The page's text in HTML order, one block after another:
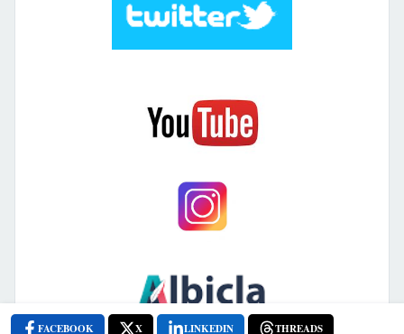
FACEBOOK X LINKEDIN THREADS